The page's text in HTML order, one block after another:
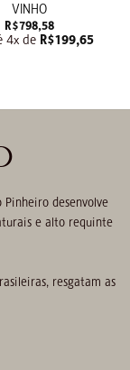
VINHO
R$798,58
4x de R$199,65
Pinheiro desenvolve
e alto requinte
resgatam as